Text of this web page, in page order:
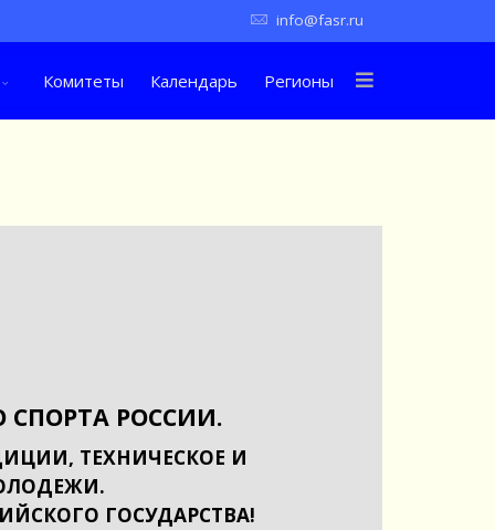
info@fasr.ru
Комитеты Календарь Регионы
РОССИИ.
ТЕХНИЧЕСКОЕ И
ГОСУДАРСТВА!